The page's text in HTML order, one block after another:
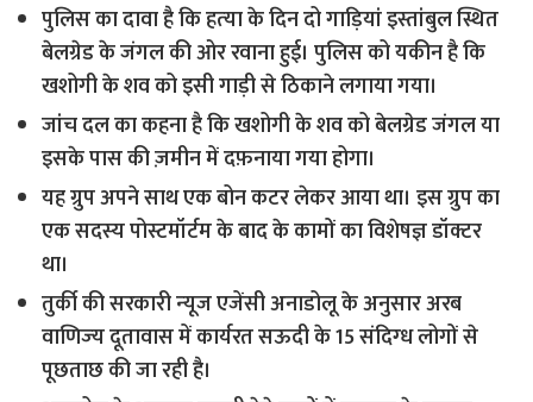
पुलिस का दावा है कि हत्‍या के दिन दो गाड़‍ियां इस्तांबुल स्थित
बेलग्रेड के जंगल की ओर रवाना हुई। पुलिस को यकीन है कि
खशोगी के शव को इसी गाड़ी से ठिकाने लगाया गया।
जांच दल का कहना है कि खशोगी के शव को बेलग्रेड जंगल या
इसके पास की ज़मीन में दफ़नाया गया होगा।
यह ग्रुप अपने साथ एक बोन कटर लेकर आया था। इस ग्रुप का
एक सदस्य पोस्टमॉर्टम के बाद के कामों का विशेषज्ञ डॉक्टर
था।
तुर्की की सरकारी न्‍यूज एजेंसी अनाडोलू के अनुसार अरब
वाणिज्‍य दूतावास में कार्यरत सऊदी के 15 संदिग्‍ध लोगों से
पूछताछ की जा रही है।